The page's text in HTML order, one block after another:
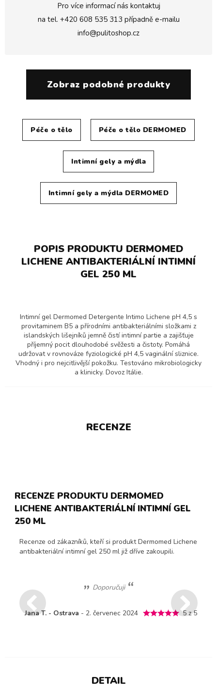
Pro více informací nás kontaktuj
na tel. +420 608 535 313 případně e-mailu
info@pulitoshop.cz
Zobraz podobné produkty
Péče o tělo Péče o tělo DERMOMED
Intimní gely a mýdla
Intimní gely a mýdla DERMOMED
POPIS PRODUKTU DERMOMED
LICHENE ANTIBAKTERIÁLNÍ INTIMNÍ
GEL 250 ML
Intimní gel Dermomed Detergente Intimo Lichene pH 4,5 s
provitaminem B5 a přírodními antibakteriálními složkami z
islandských lišejníků jemně čistí intimní partie a zajišťuje
příjemný pocit dlouhodobé svěžesti a čistoty. Pomáhá
udržovat v rovnováze fyziologické pH 4,5 vaginální sliznice.
Vhodný i pro nejcitlivější pokožku. Testováno mikrobiologicky
a klinicky. Dovoz Itálie.
RECENZE
RECENZE PRODUKTU DERMOMED
LICHENE ANTIBAKTERIÁLNÍ INTIMNÍ GEL
250 ML
Recenze od zákazníků, kteří si produkt Dermomed Lichene
antibakteriální intimní gel 250 ml již dříve zakoupili.
Doporučuji
5 z 5
Jana T. - Ostrava - 2. červenec 2024
DETAIL